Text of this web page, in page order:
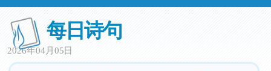
每日诗句
2026年04月05日